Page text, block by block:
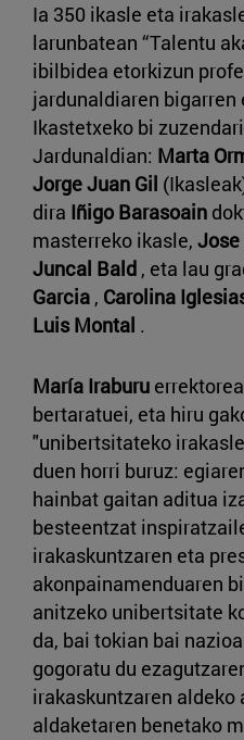
Ia 350 ikasle eta
larunbatean “Talentu
ibilbidea etorkizun
jardunaldiaren bigarren
Ikastetxeko bi
Jardunaldian: Marta
Jorge Juan Gil
dira Iñigo Barasoain
masterreko ikasle,
Juncal Bald , eta lau
Garcia , Carolina
Luis Montal .
María Iraburu
bertaratuei, eta hiru
"unibertsitateko
duen horri buruz:
hainbat gaitan aditua
besteentzat
irakaskuntzaren eta
akonpainamenduaren
anitzeko unibertsitate
da, bai tokian bai
gogoratu du
irakaskuntzaren aldeko
aldaketaren benetako